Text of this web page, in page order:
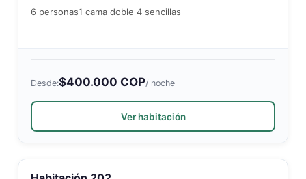
6 personas1 cama doble 4 sencillas
Desde:$400.000 COP/ noche
Ver habitación